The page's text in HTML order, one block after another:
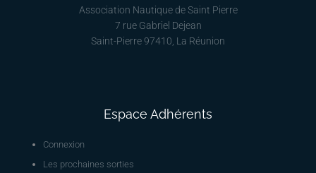
Association Nautique de Saint Pierre
7 rue Gabriel Dejean
Saint-Pierre 97410, La Réunion
Espace Adhérents
Connexion
Les prochaines sorties